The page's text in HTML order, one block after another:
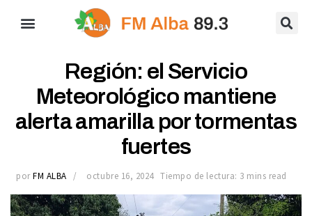
Región: el Servicio
Meteorológico mantiene
alerta amarilla por tormentas
fuertes
por FM ALBA octubre 16, 2024 Tiempo de lectura: 3 mins read